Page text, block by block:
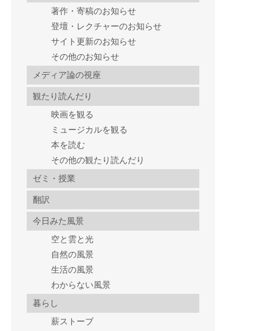
著作・寄稿のお知らせ
登壇・レクチャーのお知らせ
サイト更新のお知らせ
その他のお知らせ
メディア論の視座
観たり読んだり
映画を観る
ミュージカルを観る
本を読む
その他の観たり読んだり
ゼミ・授業
翻訳
今日みた風景
空と雲と光
自然の風景
生活の風景
わからない風景
暮らし
薪ストーブ